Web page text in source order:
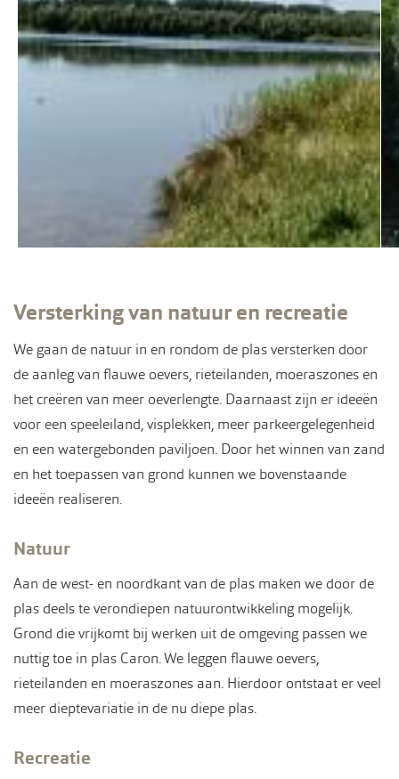
Versterking van natuur en recreatie
We gaan de natuur in en rondom de plas versterken door
de aanleg van flauwe oevers, rieteilanden, moeraszones en
het creëren van meer oeverlengte. Daarnaast zijn er ideeën
voor een speeleiland, visplekken, meer parkeergelegenheid
en een watergebonden paviljoen. Door het winnen van zand
en het toepassen van grond kunnen we bovenstaande
ideeën realiseren.
Natuur
Aan de west- en noordkant van de plas maken we door de
plas deels te verondiepen natuurontwikkeling mogelijk.
Grond die vrijkomt bij werken uit de omgeving passen we
nuttig toe in plas Caron. We leggen ﬂauwe oevers,
rieteilanden en moeraszones aan. Hierdoor ontstaat er veel
meer dieptevariatie in de nu diepe plas.
Recreatie